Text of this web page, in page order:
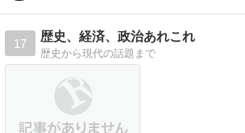
17
歴史、経済、政治あれこれ
歴史から現代の話題まで